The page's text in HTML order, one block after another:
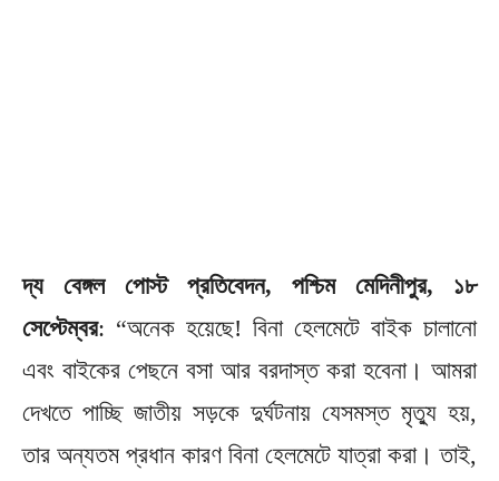
দ্য বেঙ্গল পোস্ট প্রতিবেদন, পশ্চিম মেদিনীপুর, ১৮
সেপ্টেম্বর: “অনেক হয়েছে! বিনা হেলমেটে বাইক চালানো
এবং বাইকের পেছনে বসা আর বরদাস্ত করা হবেনা। আমরা
দেখতে পাচ্ছি জাতীয় সড়কে দুর্ঘটনায় যেসমস্ত মৃত্যু হয়,
তার অন্যতম প্রধান কারণ বিনা হেলমেটে যাত্রা করা। তাই,